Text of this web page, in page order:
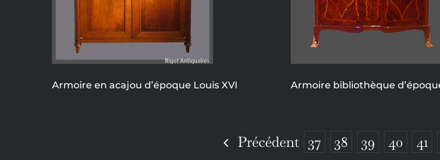
Armoire en acajou d’époque Louis XVI Armoire bibliothèque
Précédent 37 38 39 40 41